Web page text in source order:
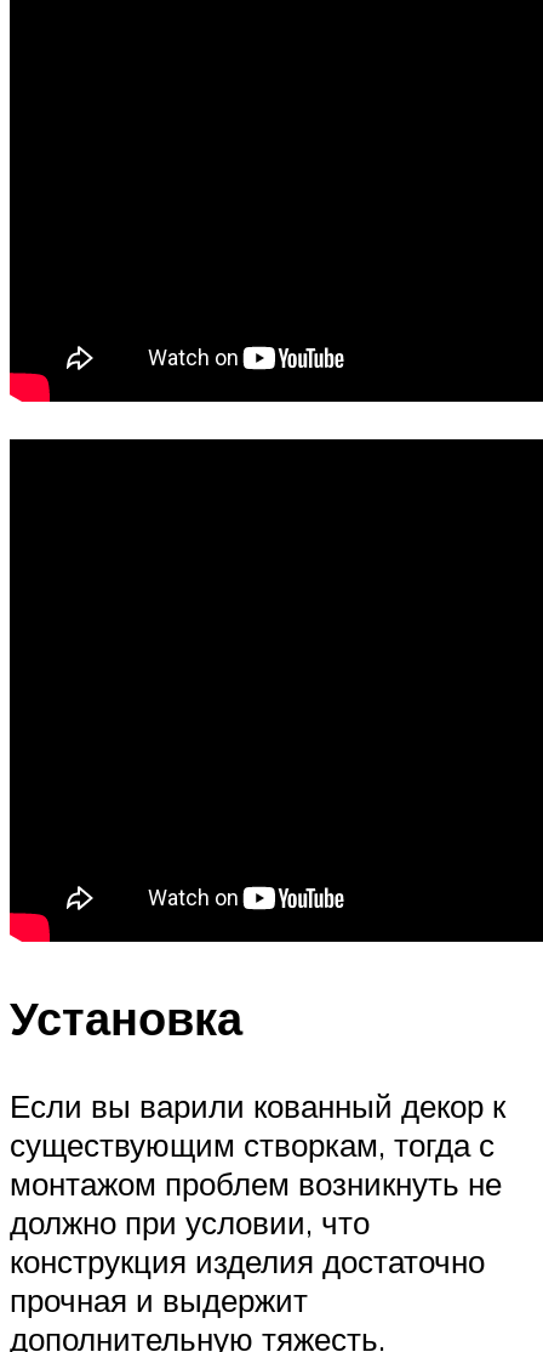
Установка
Если вы варили кованный декор к
существующим створкам, тогда с
монтажом проблем возникнуть не
должно при условии, что
конструкция изделия достаточно
прочная и выдержит
дополнительную тяжесть.